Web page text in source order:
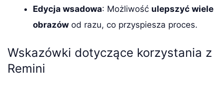
Edycja wsadowa: Możliwość ulepszyć wiele
obrazów od razu, co przyspiesza proces.
Wskazówki dotyczące korzystania z
Remini